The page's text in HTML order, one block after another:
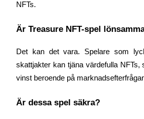
NFTs.
Är Treasure NFT-spel
Det kan det vara. Spelare som
skattjakter kan tjäna värdefulla NFTs,
vinst beroende på
Är dessa spel säkra?